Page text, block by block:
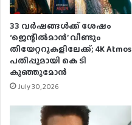
33 വര്‍ഷങ്ങള്‍ക്ക് ശേഷം
‘ജെന്റില്‍മാന്‍’ വീണ്ടും
തിയേറ്ററുകളിലേക്ക്; 4K Atmos
പതിപ്പുമായി കെ ടി
കുഞ്ഞുമോന്‍
July 30, 2026